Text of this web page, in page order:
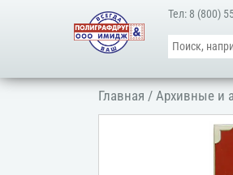
Тел: 8 (800)
Главная /Архивные и